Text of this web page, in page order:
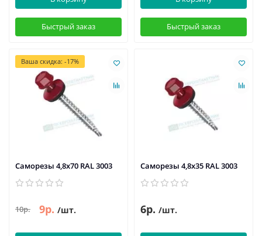
Быстрый заказ Быстрый заказ
Ваша скидка: -17%
Саморезы 4,8х70 RAL 3003
10р. 9р. /шт.
Саморезы 4,8х35 RAL 3003
6р. /шт.